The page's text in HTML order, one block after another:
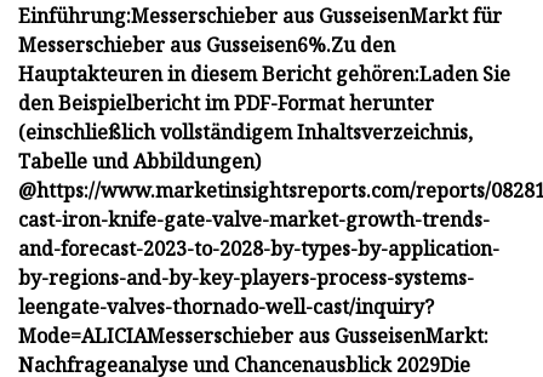
Einführung:Messerschieber aus GusseisenMarkt für
Messerschieber aus Gusseisen6%.Zu den
Hauptakteuren in diesem Bericht gehören:Laden Sie
den Beispielbericht im PDF-Format herunter
(einschließlich vollständigem Inhaltsverzeichnis,
Tabelle und Abbildungen)
@https://www.marketinsightsreports.com/reports/
cast-iron-knife-gate-valve-market-growth-trends-
and-forecast-2023-to-2028-by-types-by-application-
by-regions-and-by-key-players-process-systems-
leengate-valves-thornado-well-cast/inquiry?
Mode=ALICIAMesserschieber aus GusseisenMarkt:
Nachfrageanalyse und Chancenausblick 2029Die